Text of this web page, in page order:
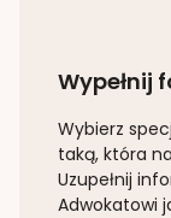
Wypełnij
Wybierz
taką, która
Uzupełnij
Adwokatowi